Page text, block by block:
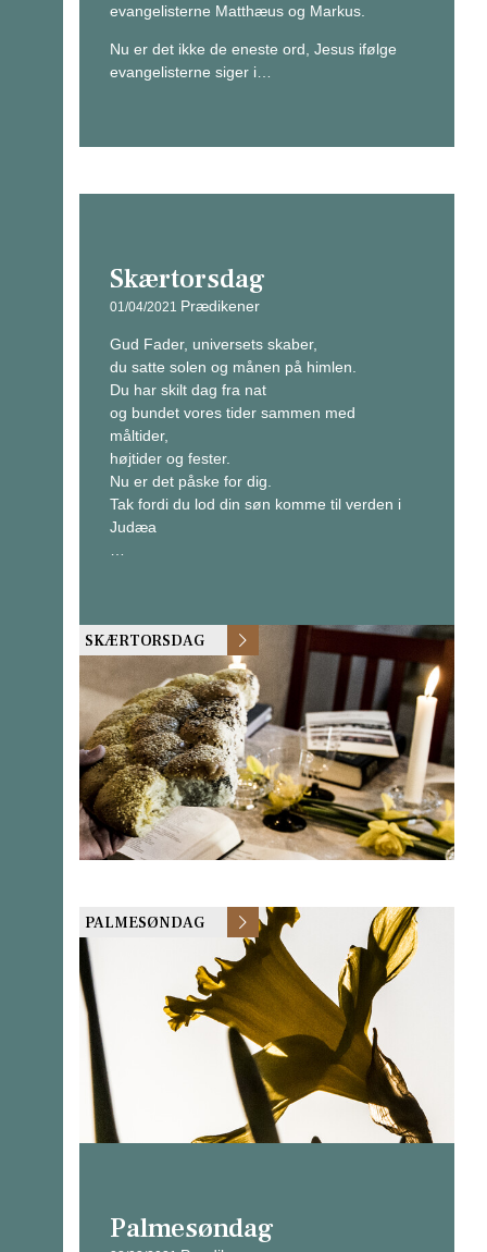
evangelisterne Matthæus og Markus.
Nu er det ikke de eneste ord, Jesus ifølge
evangelisterne siger i…
Skærtorsdag
01/04/2021 Prædikener
Gud Fader, universets skaber,
du satte solen og månen på himlen.
Du har skilt dag fra nat
og bundet vores tider sammen med
måltider,
højtider og fester.
Nu er det påske for dig.
Tak fordi du lod din søn komme til verden i
Judæa
…
SKÆRTORSDAG
PALMESØNDAG
Palmesøndag